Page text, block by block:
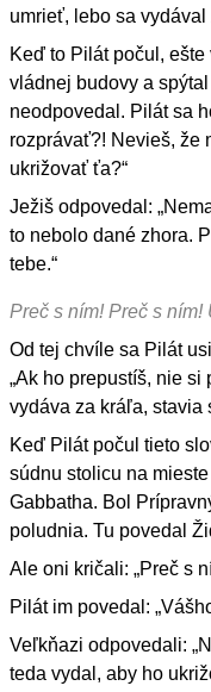
umrieť, lebo sa vydával
Keď to Pilát počul,
vládnej budovy a
neodpovedal. Pilát sa
rozprávať?! Nevieš, že
ukrižovať ťa?“
Ježiš odpovedal:
to nebolo dané zhora.
tebe.“
Preč s ním! Preč s ním!
Od tej chvíle sa Pilát
„Ak ho prepustíš, nie
vydáva za kráľa, stavia
Keď Pilát počul tieto
súdnu stolicu na
Gabbatha. Bol
poludnia. Tu povedal
Ale oni kričali: „Preč s
Pilát im povedal:
Veľkňazi odpovedali:
teda vydal, aby ho